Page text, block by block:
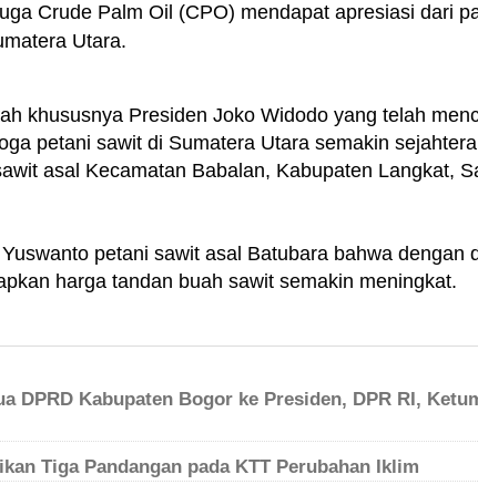
Crude Palm Oil (CPO) mendapat apresiasi dari
Utara.
khususnya Presiden Joko Widodo yang telah
petani sawit di Sumatera Utara semakin
asal Kecamatan Babalan, Kabupaten Langkat,
petani sawit asal Batubara bahwa dengan
harga tandan buah sawit semakin meningkat.
DPRD Kabupaten Bogor ke Presiden, DPR RI,
Tiga Pandangan pada KTT Perubahan Iklim